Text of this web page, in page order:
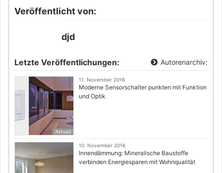
Veröffentlicht von:
djd
Letzte Veröffentlichungen: Autorenarchiv:
Aktuell
11. November 2016
Moderne Sensorschalter punkten mit Funktion
und Optik
10. November 2016
Innendämmung: Mineralische Baustoffe
verbinden Energiesparen mit Wohnqualität